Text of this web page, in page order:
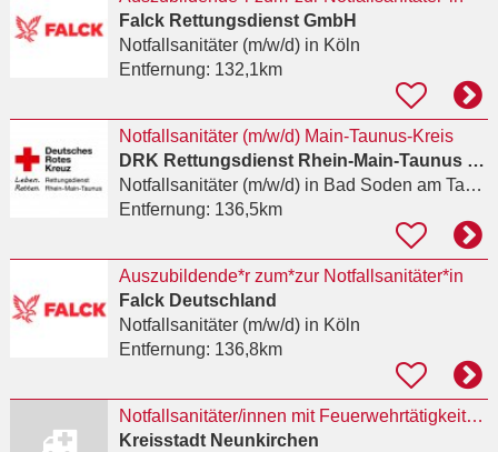
Falck Rettungsdienst GmbH
Notfallsanitäter (m/w/d)in Köln
Entfernung: 132,1km
Notfallsanitäter (m/w/d) Main-Taunus-Kreis
DRK Rettungsdienst Rhein-Main-Taunus gGmbH
Notfallsanitäter (m/w/d)in Bad Soden am Taunus
Entfernung: 136,5km
Auszubildende*r zum*zur Notfallsanitäter*in
Falck Deutschland
Notfallsanitäter (m/w/d)in Köln
Entfernung: 136,8km
Notfallsanitäter/innen mit Feuerwehrtätigkeiten oder Oberbrandmeister/innen (m/w/d)
Kreisstadt Neunkirchen